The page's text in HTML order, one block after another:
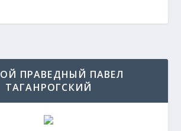
ПРАВЕДНЫЙ ПАВЕЛ
ТАГАНРОГСКИЙ